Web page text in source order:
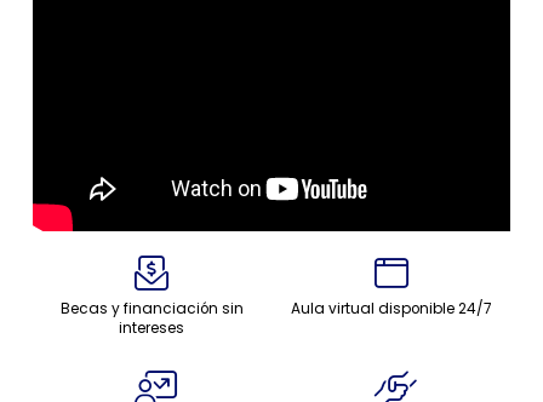
Becas y financiación sin
intereses
Aula virtual disponible 24/7